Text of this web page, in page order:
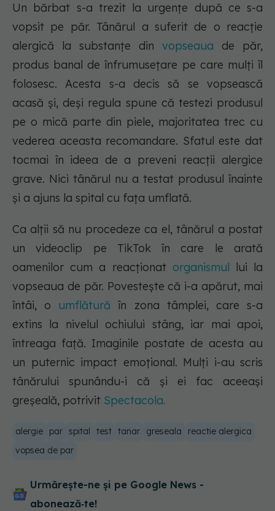
Un bărbat s-a trezit la urgențe după ce s-a
vopsit pe păr. Tânărul a suferit de o reacție
alergică la substanțe din vopseaua de păr,
produs banal de înfrumusețare pe care mulți îl
folosesc. Acesta s-a decis să se vopsească
acasă și, deși regula spune că testezi produsul
pe o mică parte din piele, majoritatea trec cu
vederea aceasta recomandare. Sfatul este dat
tocmai în ideea de a preveni reacții alergice
grave. Nici tânărul nu a testat produsul înainte
și a ajuns la spital cu fața umflată.
Ca alții să nu procedeze ca el, tânărul a postat
un videoclip pe TikTok în care le arată
oamenilor cum a reacționat organismul lui la
vopseaua de păr. Povestește că i-a apărut, mai
întâi, o umflătură în zona tâmplei, care s-a
extins la nivelul ochiului stâng, iar mai apoi,
întreaga față. Imaginile postate de acesta au
un puternic impact emoțional. Mulți i-au scris
tânărului spunându-i că și ei fac aceeași
greșeală, potrivit Spectacola.
alergie par spital test tanar greseala
reactie alergica
vopsea de par
Urmărește-ne și pe Google News -
abonează‑te!